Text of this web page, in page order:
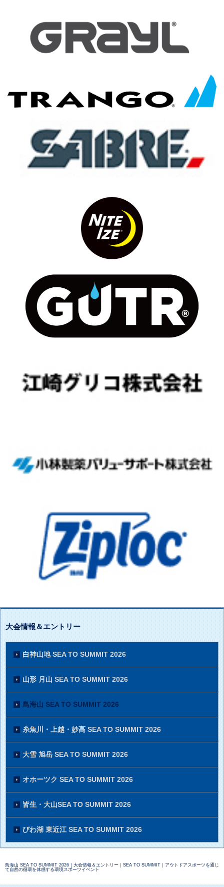
大会情報＆エントリー
白神山地 SEA TO SUMMIT 2026
山形 月山 SEA TO SUMMIT 2026
鳥海山 SEA TO SUMMIT 2026
糸魚川・上越・妙高 SEA TO SUMMIT 2026
大雪 旭岳 SEA TO SUMMIT 2026
オホーツク SEA TO SUMMIT 2026
皆生・大山SEA TO SUMMIT 2026
びわ湖 東近江 SEA TO SUMMIT 2026
鳥海山 SEA TO SUMMIT 2026｜大会情報＆エントリー｜SEA TO SUMMIT｜アウトドアスポーツを通じ
て自然の循環を体感する環境スポーツイベント